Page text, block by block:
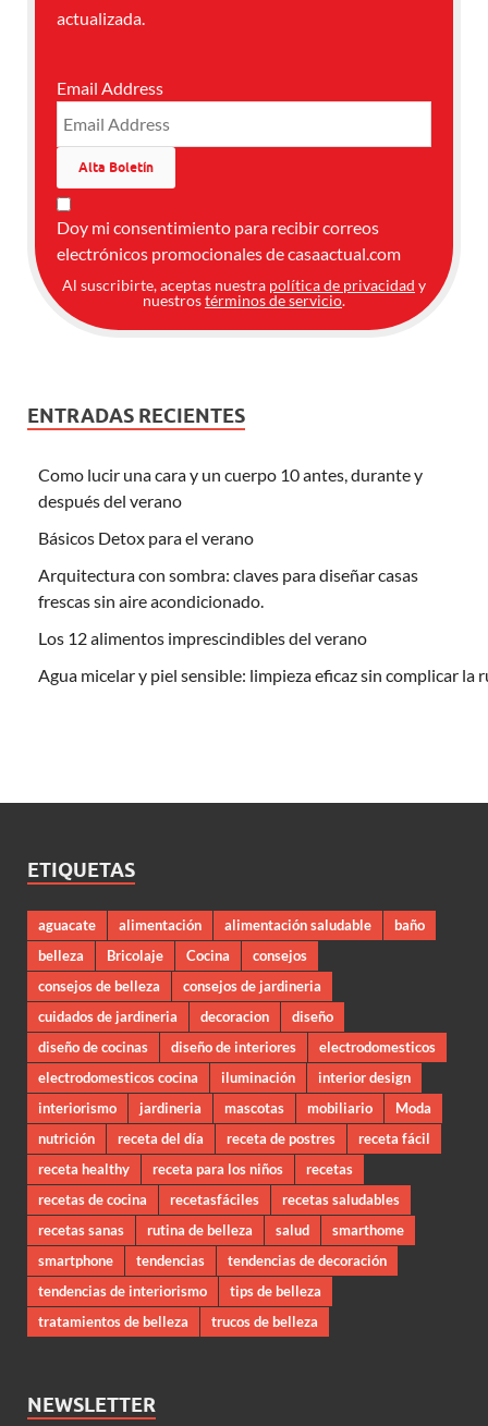
actualizada.
Email Address
Doy mi consentimiento para recibir correos
electrónicos promocionales de casaactual.com
Al suscribirte, aceptas nuestra política de privacidad y
nuestrostérminos de servicio.
ENTRADAS RECIENTES
Como lucir una cara y un cuerpo 10 antes, durante y
después del verano
Básicos Detox para el verano
Arquitectura con sombra: claves para diseñar casas
frescas sin aire acondicionado.
Los 12 alimentos imprescindibles del verano
Agua micelar y piel sensible: limpieza eficaz sin complicar la
ETIQUETAS
aguacate alimentación alimentación saludable
baño
belleza
Bricolaje Cocina
consejos
consejos de belleza
consejos de jardineria
cuidados de jardineria
decoracion
diseño
diseño de cocinas
diseño de interiores
electrodomesticos
electrodomesticos cocina
iluminación
interior design
interiorismo
jardineria mascotas mobiliario
Moda
nutrición
receta del día receta de postres
receta fácil
receta healthy
receta para los niños
recetas
recetas de cocina
recetasfáciles
recetas saludables
recetas sanas
rutina de belleza salud
smarthome
smartphone
tendencias
tendencias de decoración
tendencias de interiorismo
tips de belleza
tratamientos de belleza
trucos de belleza
NEWSLETTER